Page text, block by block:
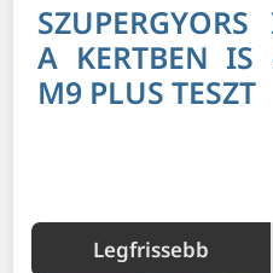
A KERTBEN IS
M9 PLUS TESZT
Legfrissebb